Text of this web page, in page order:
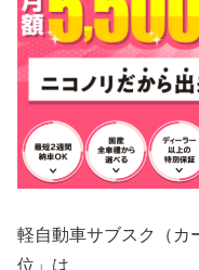
軽自動車サブスク（カ
位」は、